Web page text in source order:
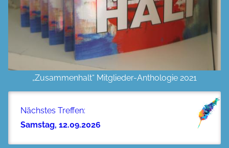
„Zusammenhalt“ Mitglieder-Anthologie 2021
Nächstes Treffen:
Samstag, 12.09.2026